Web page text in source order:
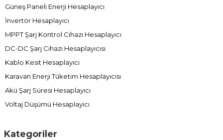
Güneş Paneli Enerji Hesaplayıcı
İnvertör Hesaplayıcı
MPPT Şarj Kontrol Cihazı Hesaplayıcı
DC-DC Şarj Cihazı Hesaplayıcısı
Kablo Kesit Hesaplayıcı
Karavan Enerji Tüketim Hesaplayıcısı
Akü Şarj Süresi Hesaplayıcı
Voltaj Düşümü Hesaplayıcı
Kategoriler